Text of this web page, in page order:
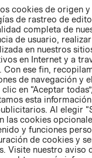
cookies de origen
de rastreo de
completa de
de usuario,
en nuestros
en Internet y a
Con ese fin,
de navegación y
en “Aceptar
esta
Al elegir
las cookies
y funciones
de cookies y
Visite nuestro aviso